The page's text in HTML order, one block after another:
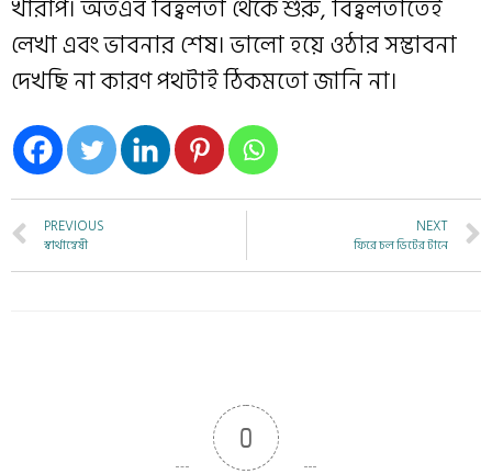
খারাপ। অতএব বিহ্বলতা থেকে শুরু, বিহ্বলতাতেই
লেখা এবং ভাবনার শেষ। ভালো হয়ে ওঠার সম্ভাবনা
দেখছি না কারণ পথটাই ঠিকমতো জানি না।
PREVIOUS
স্বার্থান্বেষী
NEXT
ফিরে চল ভিটের টানে
0